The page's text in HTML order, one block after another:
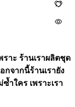
ราะ ร้านเราผลิตชุด
กจากนี้ร้านเรายัง
ำใคร เพราะเรา